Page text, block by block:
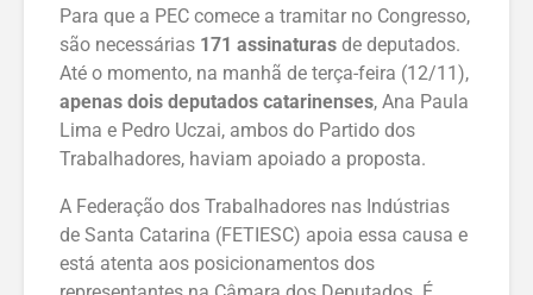
Para que a PEC comece a tramitar no Congresso,
são necessárias 171 assinaturas de deputados.
Até o momento, na manhã de terça-feira (12/11),
apenas dois deputados catarinenses, Ana Paula
Lima e Pedro Uczai, ambos do Partido dos
Trabalhadores, haviam apoiado a proposta.
A Federação dos Trabalhadores nas Indústrias
de Santa Catarina (FETIESC) apoia essa causa e
está atenta aos posicionamentos dos